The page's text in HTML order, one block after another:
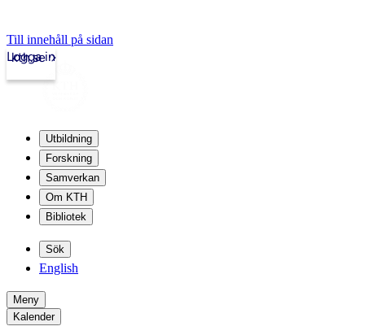
Till innehåll på sidan
kth.se
Logga in
Utbildning
Forskning
Samverkan
Om KTH
Bibliotek
Sök
English
Meny
Kalender